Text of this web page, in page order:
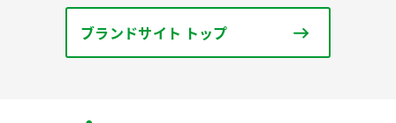
ブランドサイト トップ